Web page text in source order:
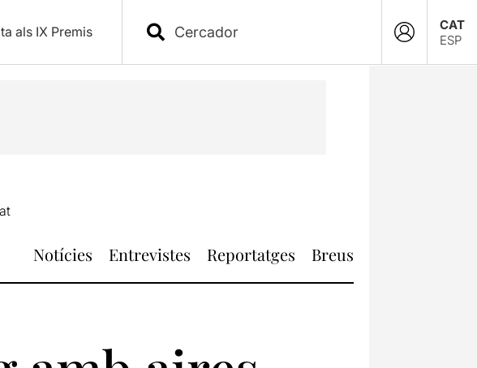
als IX Premis
CAT
ESP
Notícies Entrevistes Reportatges Breus